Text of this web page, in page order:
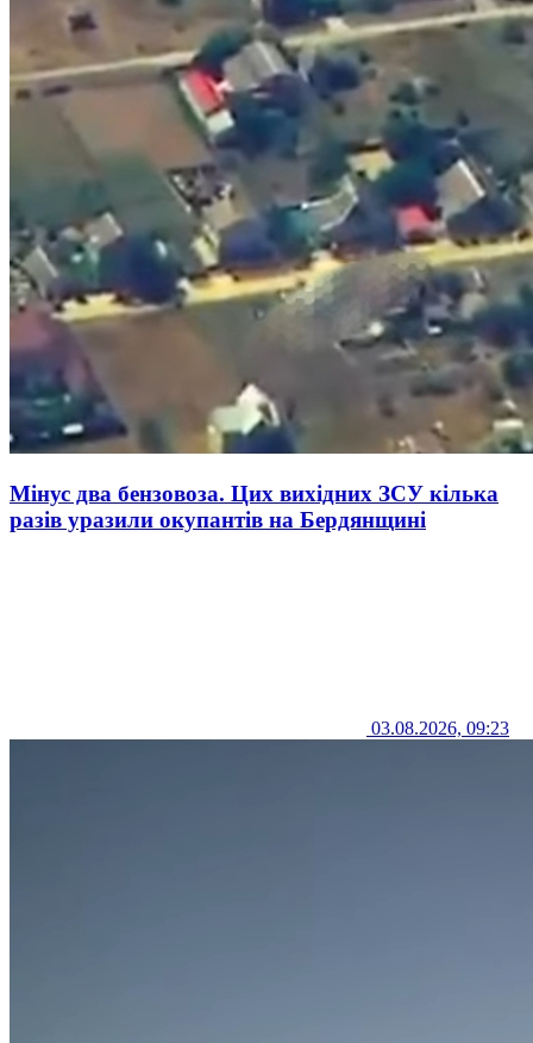
Мінус два бензовоза. Цих вихідних ЗСУ кілька
разів уразили окупантів на Бердянщині
03.08.2026, 09:23